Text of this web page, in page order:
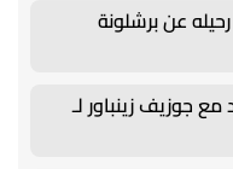
عن برشلونة
جوزيف زينباور لـ